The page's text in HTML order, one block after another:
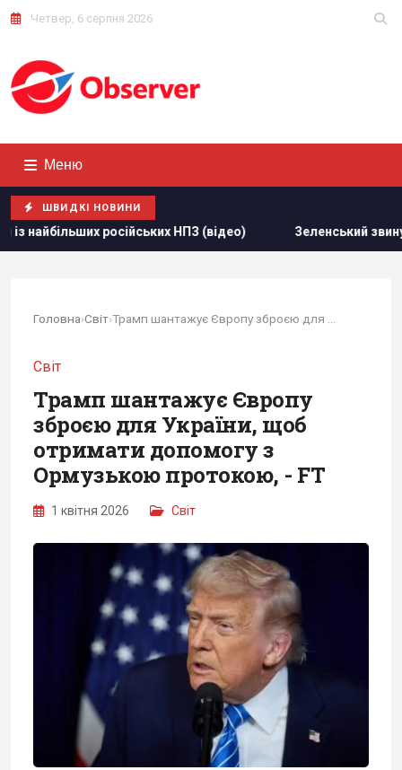
Четвер, 6 серпня 2026
Меню
ШВИДКІ НОВИНИ
Зеленський звинуватив партнерів у "жахливих
Головна›Світ›
Світ
Трамп шантажує Європу
зброєю для України, щоб
отримати допомогу з
Ормузькою протокою, - FT
1 квітня 2026 Світ